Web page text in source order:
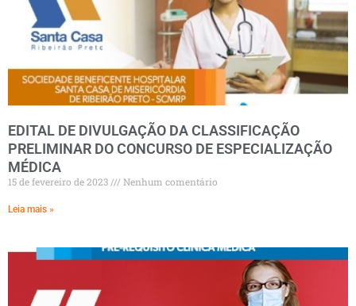
EDITAL DE DIVULGAÇÃO DA CLASSIFICAÇÃO
PRELIMINAR DO CONCURSO DE ESPECIALIZAÇÃO
MÉDICA
15 de fevereiro de 2023 Nenhum comentário
Leia mais »